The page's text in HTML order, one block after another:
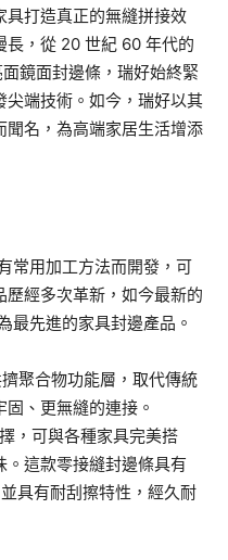
具打造真正的無縫拼接效
長，從 20 世紀 60 年代的
鏡面封邊條，瑞好始終緊
尖端技術。如今，瑞好以其
名，為高端家居生活增添
常用加工方法而開發，可
經多次革新，如今最新的
最先進的家具封邊產品。
聚合物功能層，取代傳統
、更無縫的連接。
，可與各種家具完美搭
這款零接縫封邊條具有
具有耐刮擦特性，經久耐